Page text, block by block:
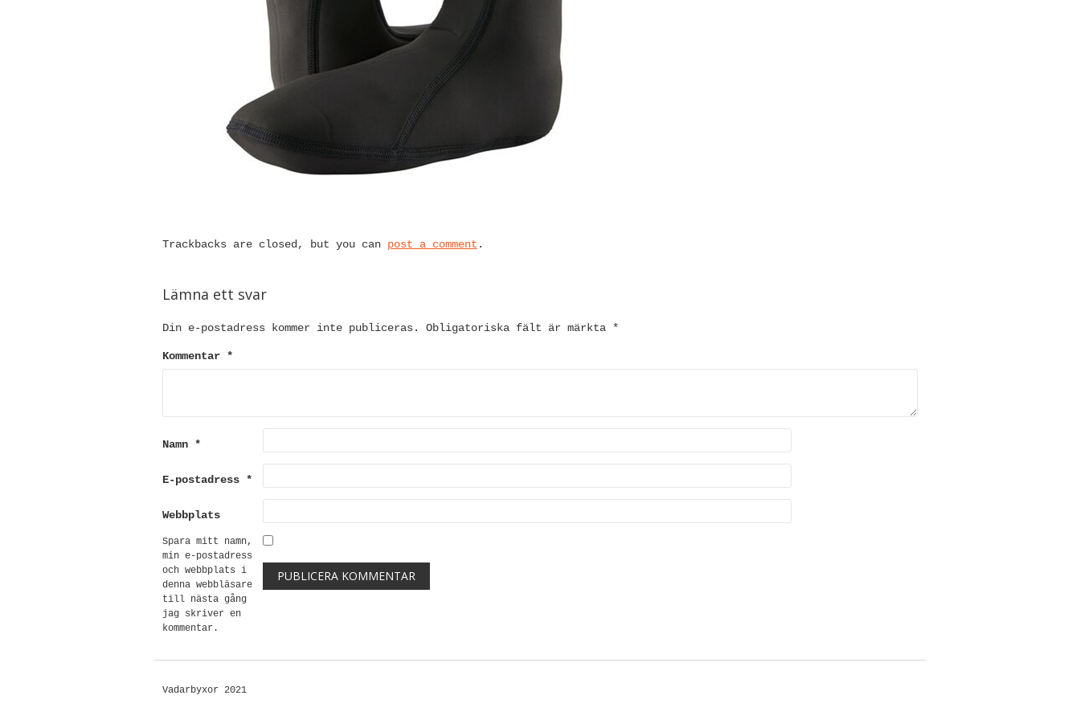
Trackbacks are closed, but you can post a comment .
Lämna ett svar
Din e-postadress kommer inte publiceras. Obligatoriska fält är märkta *
Kommentar *
Namn *
E-postadress *
Webbplats
Spara mitt namn,
min e-postadress
och webbplats i
denna webbläsare
till nästa gång
jag skriver en
kommentar.
Vadarbyxor 2021